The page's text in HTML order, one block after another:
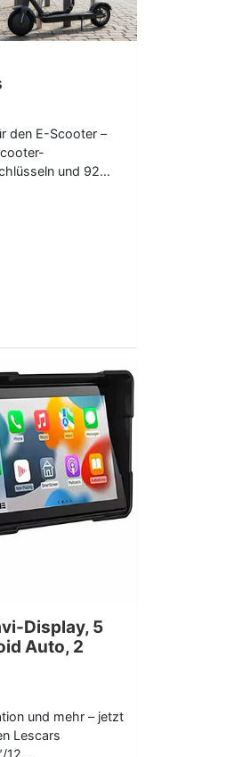
den E-Scooter –
und 92…
Display, 5
Auto, 2
und mehr – jetzt
Lescars
12…